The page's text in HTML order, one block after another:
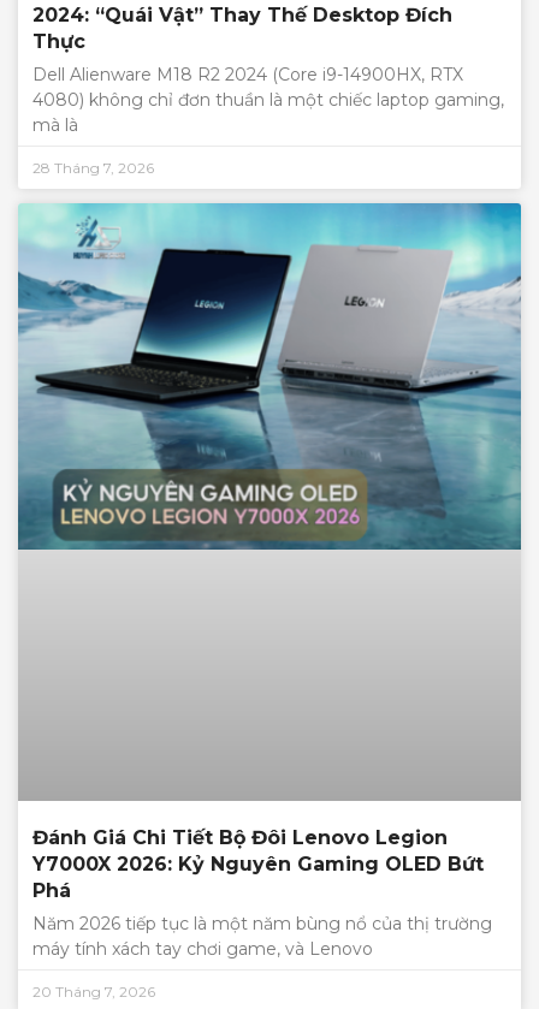
2024: “Quái Vật” Thay Thế Desktop Đích
Thực
Dell Alienware M18 R2 2024 (Core i9-14900HX, RTX
4080) không chỉ đơn thuần là một chiếc laptop gaming,
mà là
28 Tháng 7, 2026
Đánh Giá Chi Tiết Bộ Đôi Lenovo Legion
Y7000X 2026: Kỷ Nguyên Gaming OLED Bứt
Phá
Năm 2026 tiếp tục là một năm bùng nổ của thị trường
máy tính xách tay chơi game, và Lenovo
20 Tháng 7, 2026